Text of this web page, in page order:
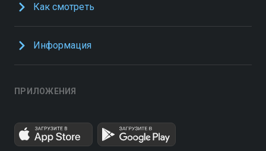
Как смотреть
Информация
ПРИЛОЖЕНИЯ